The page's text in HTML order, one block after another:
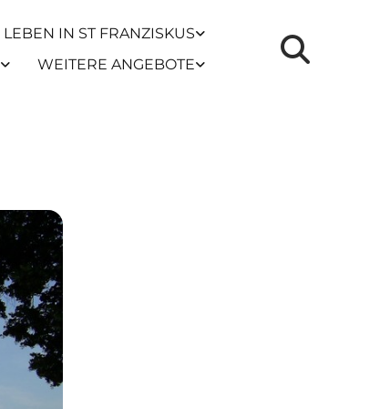
LEBEN IN ST FRANZISKUS
WEITERE ANGEBOTE